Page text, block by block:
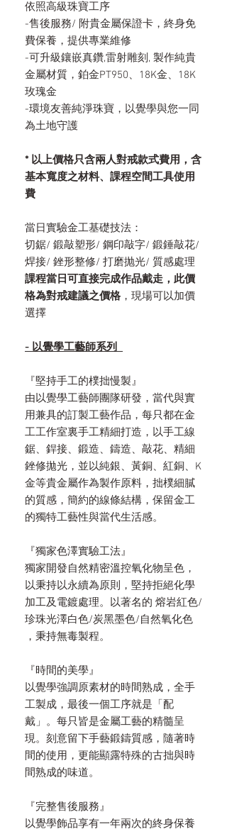
依照高級珠寶工序
-售後服務/ 附貴金屬保證卡，終身免
費保養，提供專業維修
-可升級鑲嵌真鑽,雷射雕刻, 製作純貴
金屬材質，鉑金PT950、18K金、18K
玫瑰金
-環境友善純淨珠寶，以覺學與您一同
為土地守護
* 以上價格只含兩人對戒款式費用，含
基本寬度之材料、課程空間工具使用
費
當日實驗金工基礎技法：
切鋸/ 鍛敲塑形/ 鋼印敲字/ 鍛錘敲花/
焊接/ 銼形整修/ 打磨抛光/ 質感處理
課程當日可直接完成作品戴走，此價
格為對戒建議之價格，現場可以加價
選擇
- 以覺學工藝師系列
『堅持手工的樸拙慢製』
由以覺學工藝師團隊研發，當代與實
用兼具的訂製工藝作品，每只都在金
工工作室裏手工精細打造，以手工線
鋸、銲接、鍛造、鑄造、敲花、精細
銼修拋光，並以純銀、黃銅、紅銅、K
金等貴金屬作為製作原料，拙樸細膩
的質感，簡約的線條結構，保留金工
的獨特工藝性與當代生活感。
『獨家色澤實驗工法』
獨家開發自然精密溫控氧化物呈色，
以秉持以永續為原則，堅持拒絕化學
加工及電鍍處理。以著名的 熔岩紅色/
珍珠光澤白色/炭黑墨色/自然氧化色
，秉持無毒製程。
『時間的美學』
以覺學強調原素材的時間熟成，全手
工製成，最後一個工序就是「配
戴」。每只皆是金屬工藝的精髓呈
現。刻意留下手藝鍛鑄質感，隨著時
間的使用，更能顯露特殊的古拙與時
間熟成的味道。
『完整售後服務』
以覺學飾品享有一年兩次的終身保養